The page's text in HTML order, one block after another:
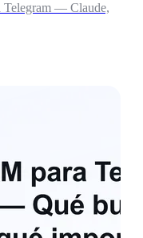
Telegram — Claude,